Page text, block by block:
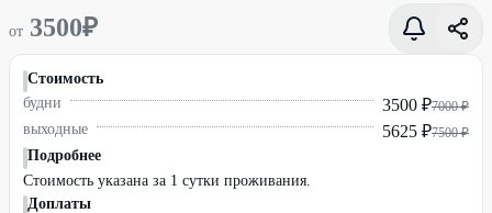
от 3500₽
Стоимость
будни
3500 ₽7000 ₽
выходные 5625 ₽7500 ₽
Подробнее
Стоимость указана за 1 сутки проживания.
Доплаты